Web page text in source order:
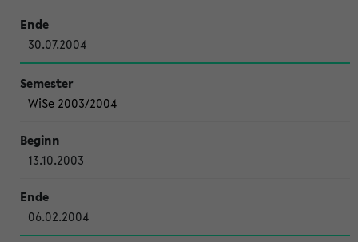
30.07.2004
WiSe 2003/2004
13.10.2003
06.02.2004